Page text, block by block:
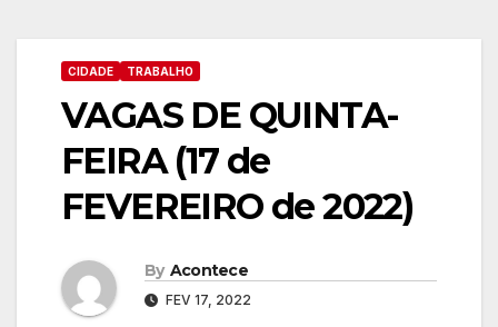
CIDADE TRABALHO
VAGAS DE QUINTA-
FEIRA (17 de
FEVEREIRO de 2022)
By Acontece
FEV 17, 2022